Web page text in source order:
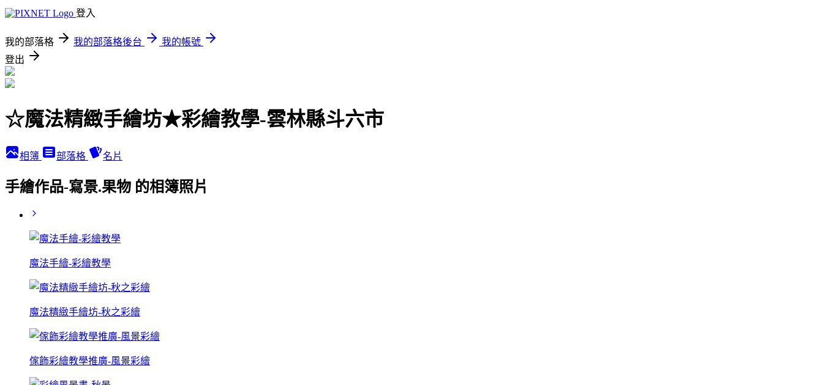
登入
我的部落格 我的部落格後台
我的帳號
登出
☆魔法精緻手繪坊★彩繪教學-雲林縣斗六市
相簿 部落格 名片
手繪作品-寫景.果物 的相簿照片
魔法手繪-彩繪教學
魔法精緻手繪坊-秋之彩繪
傢飾彩繪教學推廣-風景彩繪